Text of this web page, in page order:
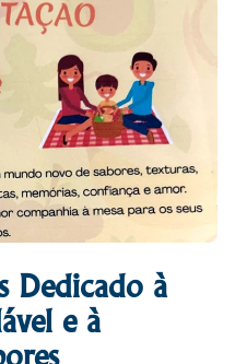
Dedicado à
e à